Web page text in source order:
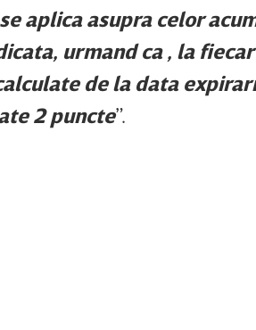
aplica asupra celor
urmand ca , la
de la data
2 puncte”.